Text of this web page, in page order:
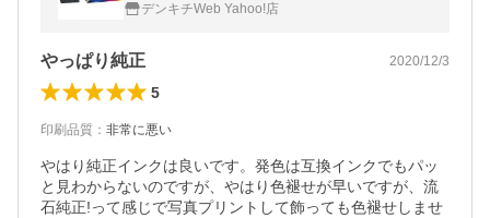
デンキチWeb Yahoo!店
やっぱり純正 2020/12/3
5
印刷品質 ： 非常に悪い
やはり純正インクは良いです。発色は互換インクでもパッ
と見わからないのですが、やはり色褪せが早いですが、流
石純正!って感じで写真プリントして飾っても色褪せしませ